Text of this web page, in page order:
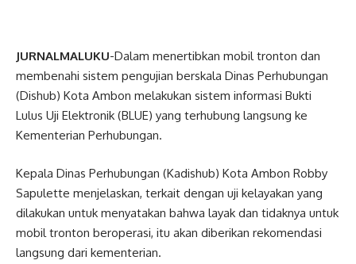
JURNALMALUKU-Dalam menertibkan mobil tronton dan
membenahi sistem pengujian berskala Dinas Perhubungan
(Dishub) Kota Ambon melakukan sistem informasi Bukti
Lulus Uji Elektronik (BLUE) yang terhubung langsung ke
Kementerian Perhubungan.
Kepala Dinas Perhubungan (Kadishub) Kota Ambon Robby
Sapulette menjelaskan, terkait dengan uji kelayakan yang
dilakukan untuk menyatakan bahwa layak dan tidaknya untuk
mobil tronton beroperasi, itu akan diberikan rekomendasi
langsung dari kementerian.